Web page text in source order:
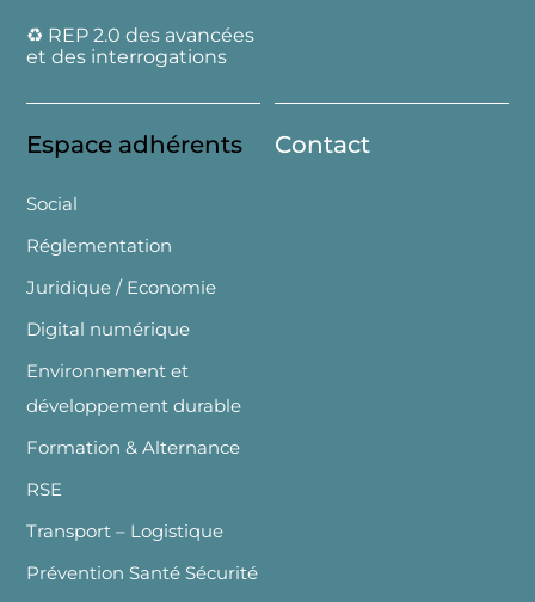
♻️ REP 2.0 des avancées
et des interrogations
Espace adhérents
Social
Réglementation
Juridique / Economie
Digital numérique
Environnement et
développement durable
Formation & Alternance
RSE
Transport – Logistique
Prévention Santé Sécurité
Contact